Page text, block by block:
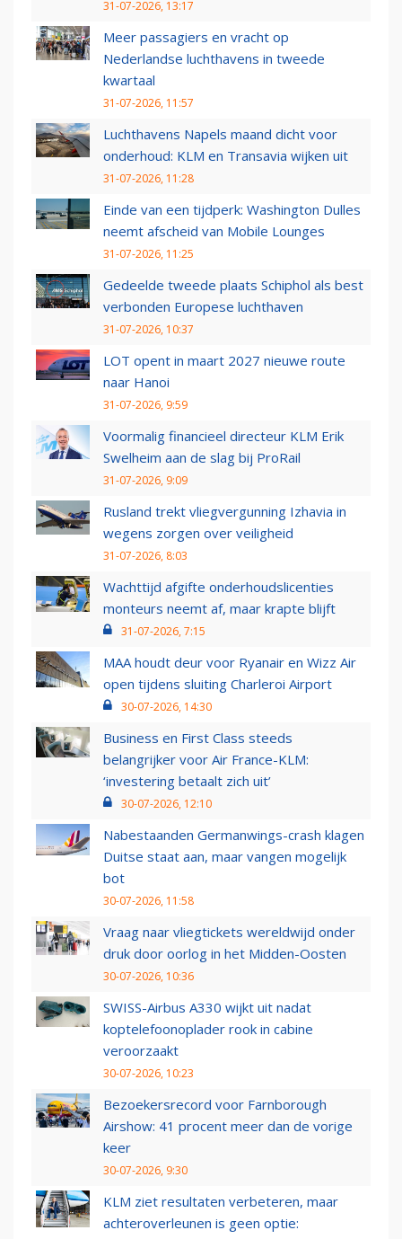
31-07-2026, 13:17
Meer passagiers en vracht op
Nederlandse luchthavens in tweede
kwartaal
31-07-2026, 11:57
Luchthavens Napels maand dicht voor
onderhoud: KLM en Transavia wijken uit
31-07-2026, 11:28
Einde van een tijdperk: Washington Dulles
neemt afscheid van Mobile Lounges
31-07-2026, 11:25
Gedeelde tweede plaats Schiphol als best
verbonden Europese luchthaven
31-07-2026, 10:37
LOT opent in maart 2027 nieuwe route
naar Hanoi
31-07-2026, 9:59
Voormalig financieel directeur KLM Erik
Swelheim aan de slag bij ProRail
31-07-2026, 9:09
Rusland trekt vliegvergunning Izhavia in
wegens zorgen over veiligheid
31-07-2026, 8:03
Wachttijd afgifte onderhoudslicenties
monteurs neemt af, maar krapte blijft
31-07-2026, 7:15
MAA houdt deur voor Ryanair en Wizz Air
open tijdens sluiting Charleroi Airport
30-07-2026, 14:30
Business en First Class steeds
belangrijker voor Air France-KLM:
‘investering betaalt zich uit’
30-07-2026, 12:10
Nabestaanden Germanwings-crash klagen
Duitse staat aan, maar vangen mogelijk
bot
30-07-2026, 11:58
Vraag naar vliegtickets wereldwijd onder
druk door oorlog in het Midden-Oosten
30-07-2026, 10:36
SWISS-Airbus A330 wijkt uit nadat
koptelefoonoplader rook in cabine
veroorzaakt
30-07-2026, 10:23
Bezoekersrecord voor Farnborough
Airshow: 41 procent meer dan de vorige
keer
30-07-2026, 9:30
KLM ziet resultaten verbeteren, maar
achteroverleunen is geen optie: